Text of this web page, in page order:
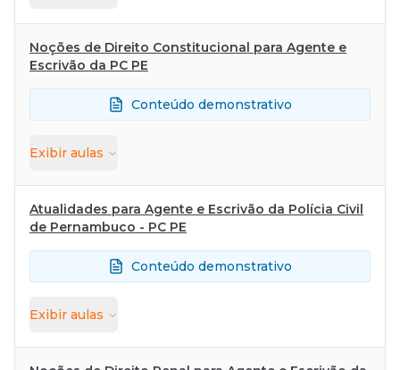
Noções de Direito Constitucional para Agente e
Escrivão da PC PE
Conteúdo demonstrativo
Exibir aulas
Atualidades para Agente e Escrivão da Polícia Civil
de Pernambuco - PC PE
Conteúdo demonstrativo
Exibir aulas